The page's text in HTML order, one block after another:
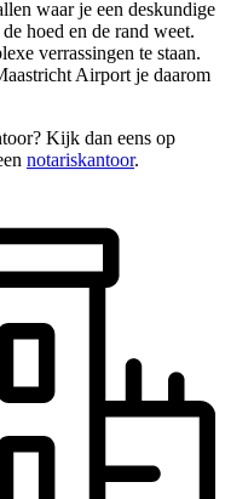
waar je een deskundige
hoed en de rand weet.
verrassingen te staan.
Airport je daarom
Kijk dan eens op
notariskantoor.